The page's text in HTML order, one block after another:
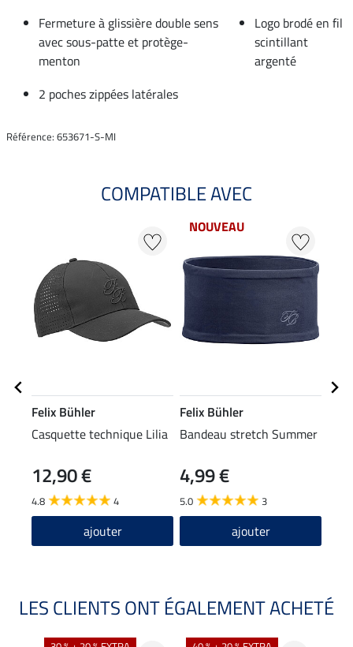
Fermeture à glissière double sens
avec sous-patte et protège-
menton
Logo brodé en fil
scintillant
argenté
2 poches zippées latérales
Référence: 653671-S-MI
COMPATIBLE AVEC
Felix Bühler
Casquette technique Lilia
12,90 €
4.8 4
ajouter
NOUVEAU
Felix Bühler
Bandeau stretch Summer
4,99 €
5.0 3
ajouter
LES CLIENTS ONT ÉGALEMENT ACHETÉ